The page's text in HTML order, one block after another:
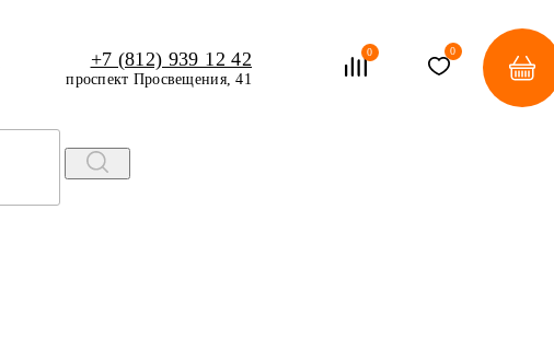
+7 (812) 939 12 42
проспект Просвещения, 41
0 0